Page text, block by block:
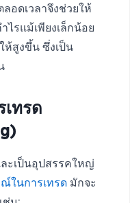
อดเวลาจึงช่วยให้
ไรแม้เพียงเล็กน้อย
ห้สูงขึ้น ซึ่งเป็น
ทรด
ะเป็นอุปสรรคใหญ่
ในการเทรด มักจะ